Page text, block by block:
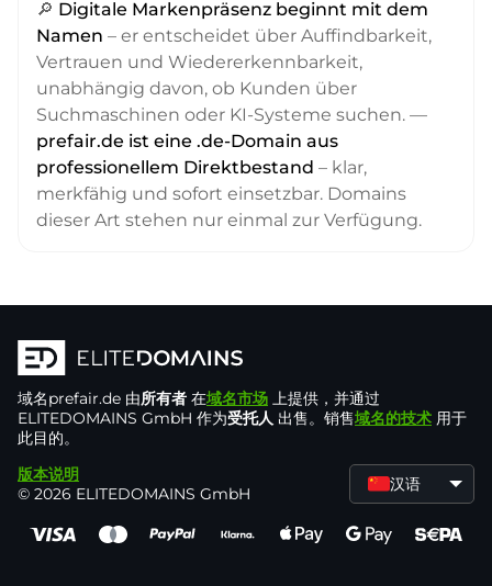
🔎 Digitale Markenpräsenz beginnt mit dem
Namen – er entscheidet über Auffindbarkeit,
Vertrauen und Wiedererkennbarkeit,
unabhängig davon, ob Kunden über
Suchmaschinen oder KI-Systeme suchen. —
prefair.de ist eine .de-Domain aus
professionellem Direktbestand – klar,
merkfähig und sofort einsetzbar. Domains
dieser Art stehen nur einmal zur Verfügung.
域名prefair.de 由所有者 在域名市场 上提供，并通过
ELITEDOMAINS GmbH 作为受托人 出售。销售域名的技术 用于
此目的。
版本说明
© 2026 ELITEDOMAINS GmbH
汉语